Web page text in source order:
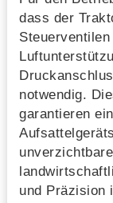
dass der
notwendig.
garantieren
und Präzision